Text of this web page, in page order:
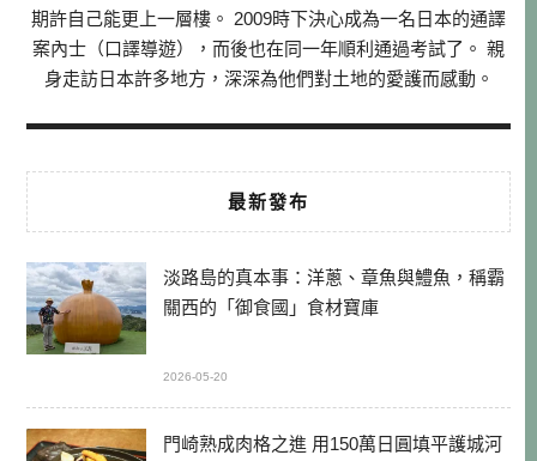
期許自己能更上一層樓。 2009時下決心成為一名日本的通譯
案內士（口譯導遊），而後也在同一年順利通過考試了。 親
身走訪日本許多地方，深深為他們對土地的愛護而感動。
最新發布
淡路島的真本事：洋蔥、章魚與鱧魚，稱霸
關西的「御食國」食材寶庫
2026-05-20
門崎熟成肉格之進 用150萬日圓填平護城河